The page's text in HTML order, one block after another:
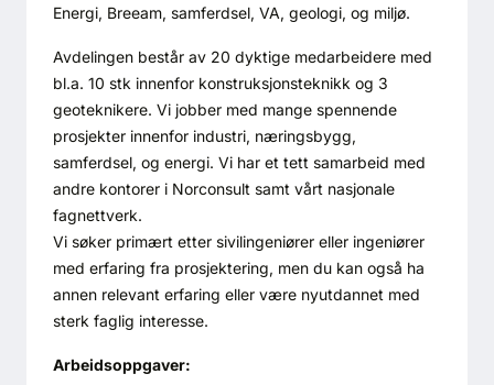
Login
Energi, Breeam, samferdsel, VA, geologi, og miljø.
Avdelingen består av 20 dyktige medarbeidere med
bl.a. 10 stk innenfor konstruksjonsteknikk og 3
geoteknikere. Vi jobber med mange spennende
prosjekter innenfor industri, næringsbygg,
samferdsel, og energi. Vi har et tett samarbeid med
andre kontorer i Norconsult samt vårt nasjonale
fagnettverk.
Vi søker primært etter sivilingeniører eller ingeniører
med erfaring fra prosjektering, men du kan også ha
annen relevant erfaring eller være nyutdannet med
sterk faglig interesse.
Arbeidsoppgaver: